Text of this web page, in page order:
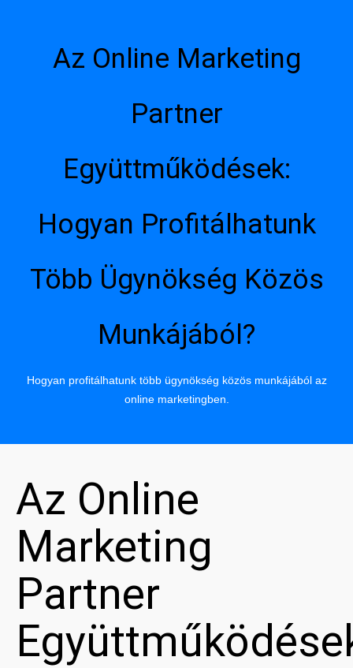
Az Online Marketing
Partner
Együttműködések:
Hogyan Profitálhatunk
Több Ügynökség Közös
Munkájából?
Hogyan profitálhatunk több ügynökség közös munkájából az
online marketingben.
Az Online
Marketing
Partner